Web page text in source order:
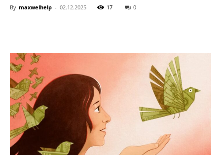
By maxwelhelp - 02.12.2025 17 0